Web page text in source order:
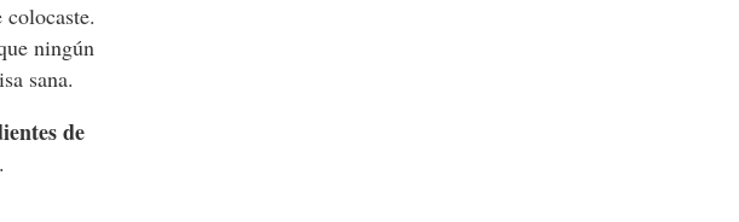
ningún
sana.
de